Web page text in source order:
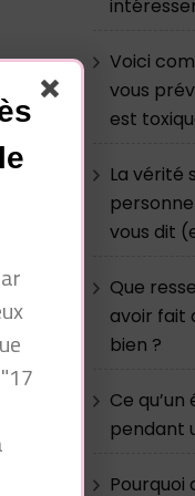
Voici
vous
est
La vérité
vous dit
Que
avoir fait
bien ?
Ce
pendant
Pourquoi